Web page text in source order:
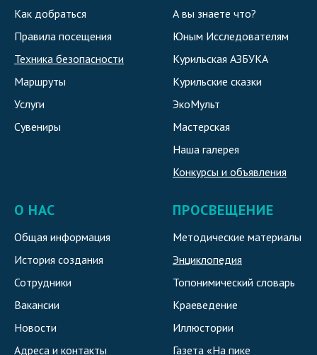
Как добраться
Правила посещения
Техника безопасности
Маршруты
Услуги
Сувениры
А вы знаете что?
Юным Исследователям
Курильская АЗБУКА
Курильские сказки
ЭкоМульт
Мастерская
Наша галерея
Конкурсы и объявления
О НАС
Общая информация
История создания
Сотрудники
Вакансии
Новости
Адреса и контакты
ПРОСВЕЩЕНИЕ
Методические материалы
Энциклопедия
Топонимический словарь
Краеведение
Иллюстории
Газета «На пике